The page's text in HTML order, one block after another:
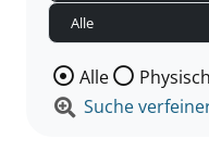
Wählen Sie die
Alle
Suche